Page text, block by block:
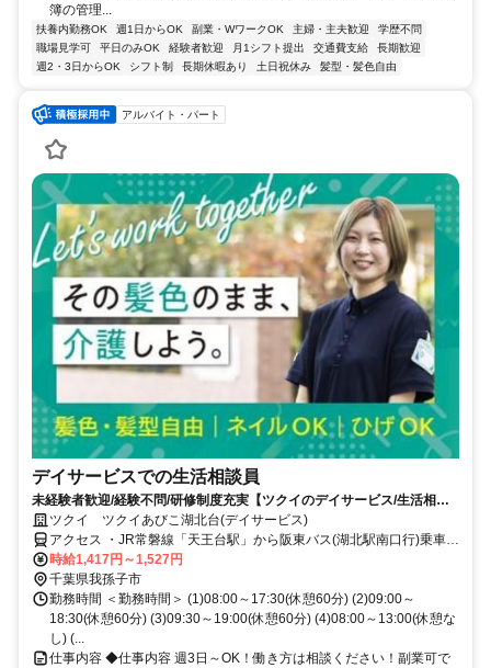
簿の管理...
扶養内勤務OK 週1日からOK 副業・WワークOK 主婦・主夫歓迎
学歴不問
職場見学可
平日のみOK 経験者歓迎 月1シフト提出 交通費支給
長期歓迎
週2・3日からOK
シフト制 長期休暇あり 土日祝休み 髪型・髪色自由
アルバイト・パート
デイサービスでの生活相談員
未経験者歓迎/経験不問/研修制度充実【ツクイのデイサービス/生活相談
員求人】
ツクイ ツクイあびこ湖北台(デイサービス)
アクセス ・JR常磐線「天王台駅」から阪東バス(湖北駅南口行)乗車、
「けやき通り」下車徒歩約1分/「団地中央」下車徒歩約4分
時給1,417円～1,527円
千葉県我孫子市
勤務時間 ＜勤務時間＞ (1)08:00～17:30(休憩60分) (2)09:00～
18:30(休憩60分) (3)09:30～19:00(休憩60分) (4)08:00～13:00(休憩な
し) (...
仕事内容 ◆仕事内容 週3日～OK！働き方は相談ください！副業可で